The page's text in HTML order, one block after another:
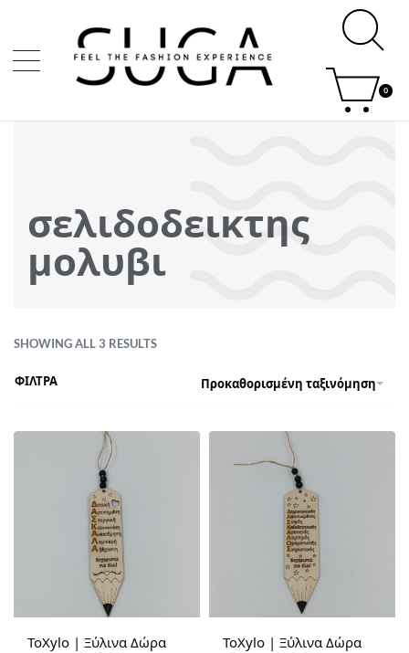
0
σελιδοδεικτης
μολυβι
SHOWING ALL 3 RESULTS
Προκαθορισμένη ταξινόμηση
ΦΙΛΤΡΑ
ToXylo | Ξύλινα Δώρα ToXylo | Ξύλινα Δώρα